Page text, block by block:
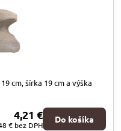
cm, šírka 19 cm a výška
4,21 €
€ bez DPH
Do košíka